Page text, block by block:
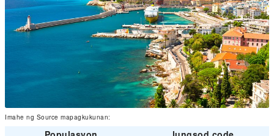
Imahe ng Source mapagkukunan: